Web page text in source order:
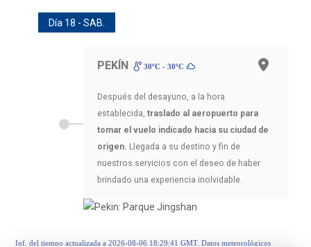
Día 18 - SAB.
PEKÍN 30ºC - 30ºC
Después del desayuno, a la hora
establecida, traslado al aeropuerto para
tomar el vuelo indicado hacia su ciudad de
origen. Llegada a su destino y fin de
nuestros servicios con el deseo de haber
brindado una experiencia inolvidable.
Inf. del tiempo actualizada a 2026-08-06 18:29:41 GMT. Datos meteorológicos